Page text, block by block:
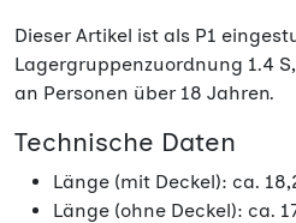
Dieser Artikel ist als P1
Lagergruppenzuordnung 1.4
an Personen über 18 Jahren.
Technische Daten
Länge (mit Deckel): ca.
Länge (ohne Deckel): ca.